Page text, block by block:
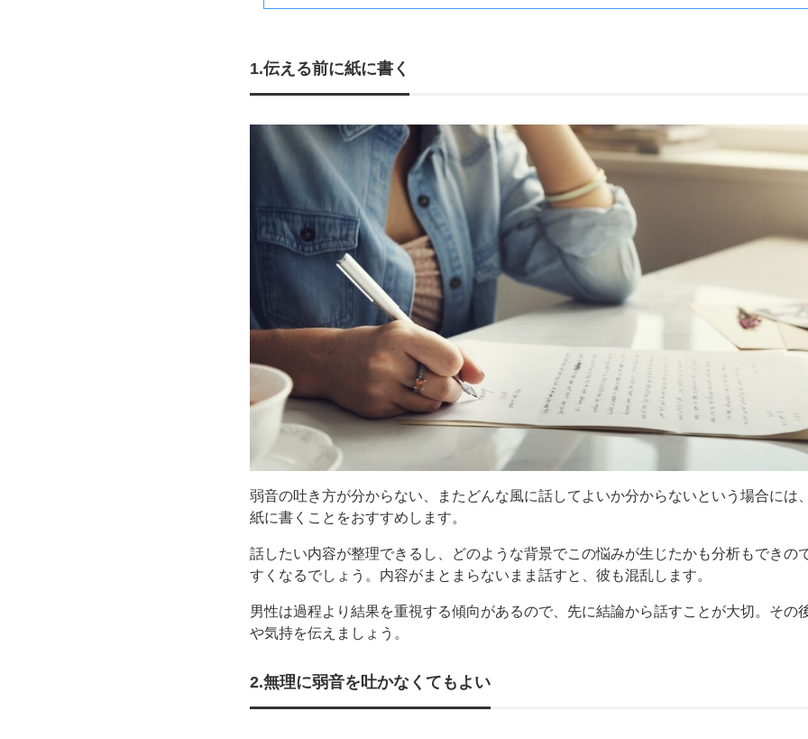
1.伝える前に紙に書く
弱音の吐き方が分からない、またどんな風に話してよいか分からないという場合には
紙に書くことをおすすめします。
話したい内容が整理できるし、どのような背景でこの悩みが生じたかも分析もできの
すくなるでしょう。内容がまとまらないまま話すと、彼も混乱します。
男性は過程より結果を重視する傾向があるので、先に結論から話すことが大切。その
や気持を伝えましょう。
2.無理に弱音を吐かなくてもよい